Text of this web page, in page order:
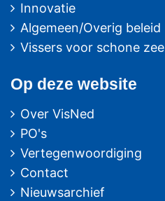
Innovatie
Algemeen/Overig beleid
Vissers voor schone zee
Op deze website
Over VisNed
PO's
Vertegenwoordiging
Contact
Nieuwsarchief